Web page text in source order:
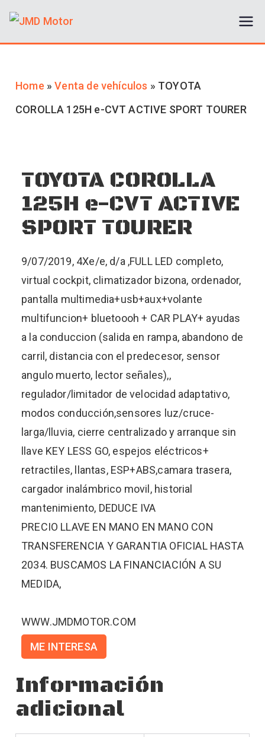
Compra y venta de vehículos de
segunda mano
Home »Venta de vehículos » TOYOTA
COROLLA 125H e-CVT ACTIVE SPORT TOURER
TOYOTA COROLLA
125H e-CVT ACTIVE
SPORT TOURER
9/07/2019, 4Xe/e, d/a ,FULL LED completo,
virtual cockpit, climatizador bizona, ordenador,
pantalla multimedia+usb+aux+volante
multifuncion+ bluetoooh + CAR PLAY+ ayudas
a la conduccion (salida en rampa, abandono de
carril, distancia con el predecesor, sensor
angulo muerto, lector señales),,
regulador/limitador de velocidad adaptativo,
modos conducción,sensores luz/cruce-
larga/lluvia, cierre centralizado y arranque sin
llave KEY LESS GO, espejos eléctricos+
retractiles, llantas, ESP+ABS,camara trasera,
cargador inalámbrico movil, historial
mantenimiento, DEDUCE IVA
PRECIO LLAVE EN MANO EN MANO CON
TRANSFERENCIA Y GARANTIA OFICIAL HASTA
2034. BUSCAMOS LA FINANCIACIÓN A SU
MEDIDA,
WWW.JMDMOTOR.COM
ME INTERESA
Información
adicional